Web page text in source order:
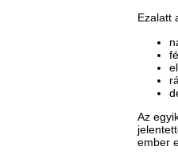
Ezalatt
Az
ember